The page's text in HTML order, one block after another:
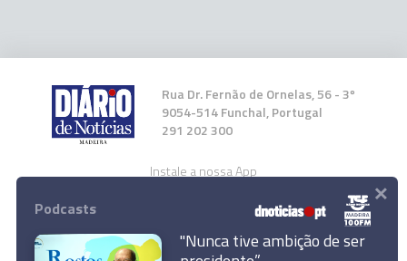
Rua Dr. Fernão de Ornelas, 56 - 3º
9054-514 Funchal, Portugal
291 202 300
Instale a nossa App
Podcasts
"Nunca tive ambição de ser
×